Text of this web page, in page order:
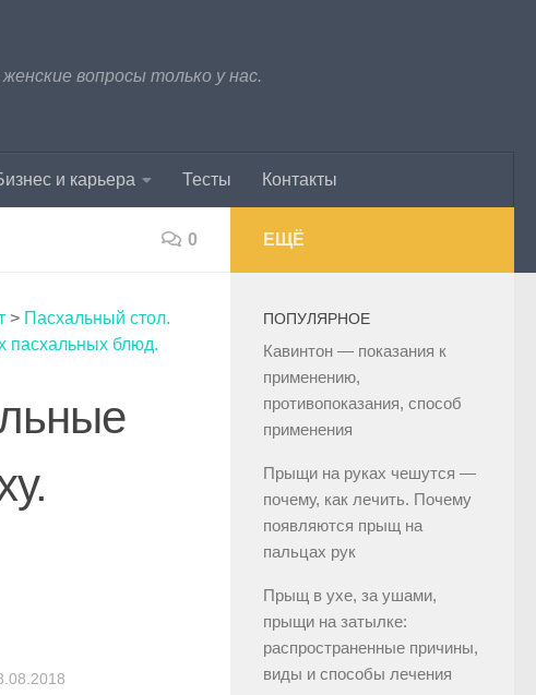
вопросы только у нас.
и карьера Тесты Контакты
0
> Пасхальный стол.
пасхальных блюд.
ЕЩЁ
ПОПУЛЯРНОЕ
Кавинтон — показания к
применению,
противопоказания, способ
применения
Прыщи на руках чешутся —
почему, как лечить. Почему
появляются прыщ на
пальцах рук
Прыщ в ухе, за ушами,
прыщи на затылке:
распространенные причины,
виды и способы лечения